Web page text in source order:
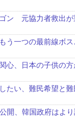
ン 元協力者救出が
う一つの最前線ボス
心、日本の子供の
たい、難民希望と
開、韓国政府はよ